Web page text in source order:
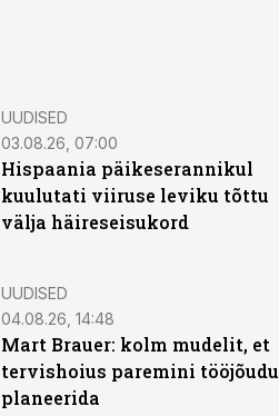
UUDISED
03.08.26, 07:00
Hispaania päikeserannikul
kuulutati viiruse leviku tõttu
välja häireseisukord
UUDISED
04.08.26, 14:48
Mart Brauer: kolm mudelit, et
tervishoius paremini tööjõudu
planeerida